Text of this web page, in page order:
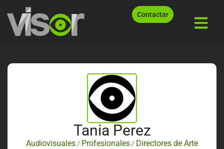
Contactar
Tania Perez
Audiovisuales / Profesionales / Directores de Arte